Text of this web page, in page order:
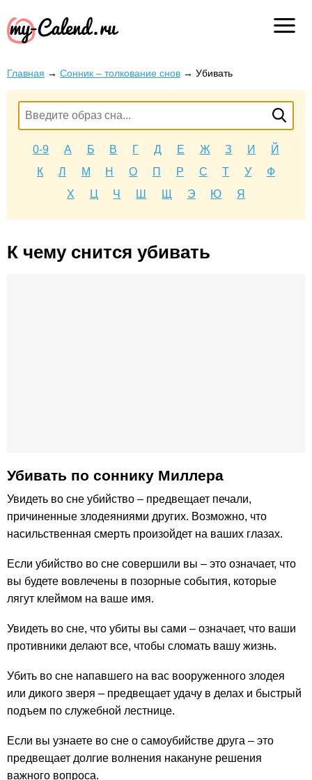
Главная → Сонник – толкование снов → Убивать
0-9 А Б В Г Д Е Ж З И
Й
К
Л М Н О П Р С Т У
Ф
Х
Ц Ч Ш Щ Э Ю Я
К чему снится убивать
Убивать по cоннику Миллера
Увидеть во сне убийство – предвещает печали,
причиненные злодеяниями других. Возможно, что
насильственная смерть произойдет на ваших глазах.
Если убийство во сне совершили вы – это означает, что
вы будете вовлечены в позорные события, которые
лягут клеймом на ваше имя.
Увидеть во сне, что убиты вы сами – означает, что ваши
противники делают все, чтобы сломать вашу жизнь.
Убить во сне напавшего на вас вооруженного злодея
или дикого зверя – предвещает удачу в делах и быстрый
подъем по служебной лестнице.
Если вы узнаете во сне о самоубийстве друга – это
предвещает долгие волнения накануне решения
важного вопроса.